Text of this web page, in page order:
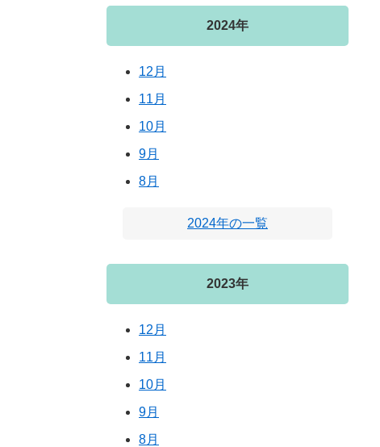
2024年
12月
11月
10月
9月
8月
2024年の一覧
2023年
12月
11月
10月
9月
8月